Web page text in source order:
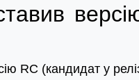
RC (кандидат у